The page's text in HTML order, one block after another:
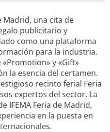
Madrid, una cita de
publicitario y
como una plataforma
para la industria.
y «Gift»
la esencia del certamen.
recinto ferial Feria
expertos del sector. La
IFEMA Feria de Madrid,
en la puesta en